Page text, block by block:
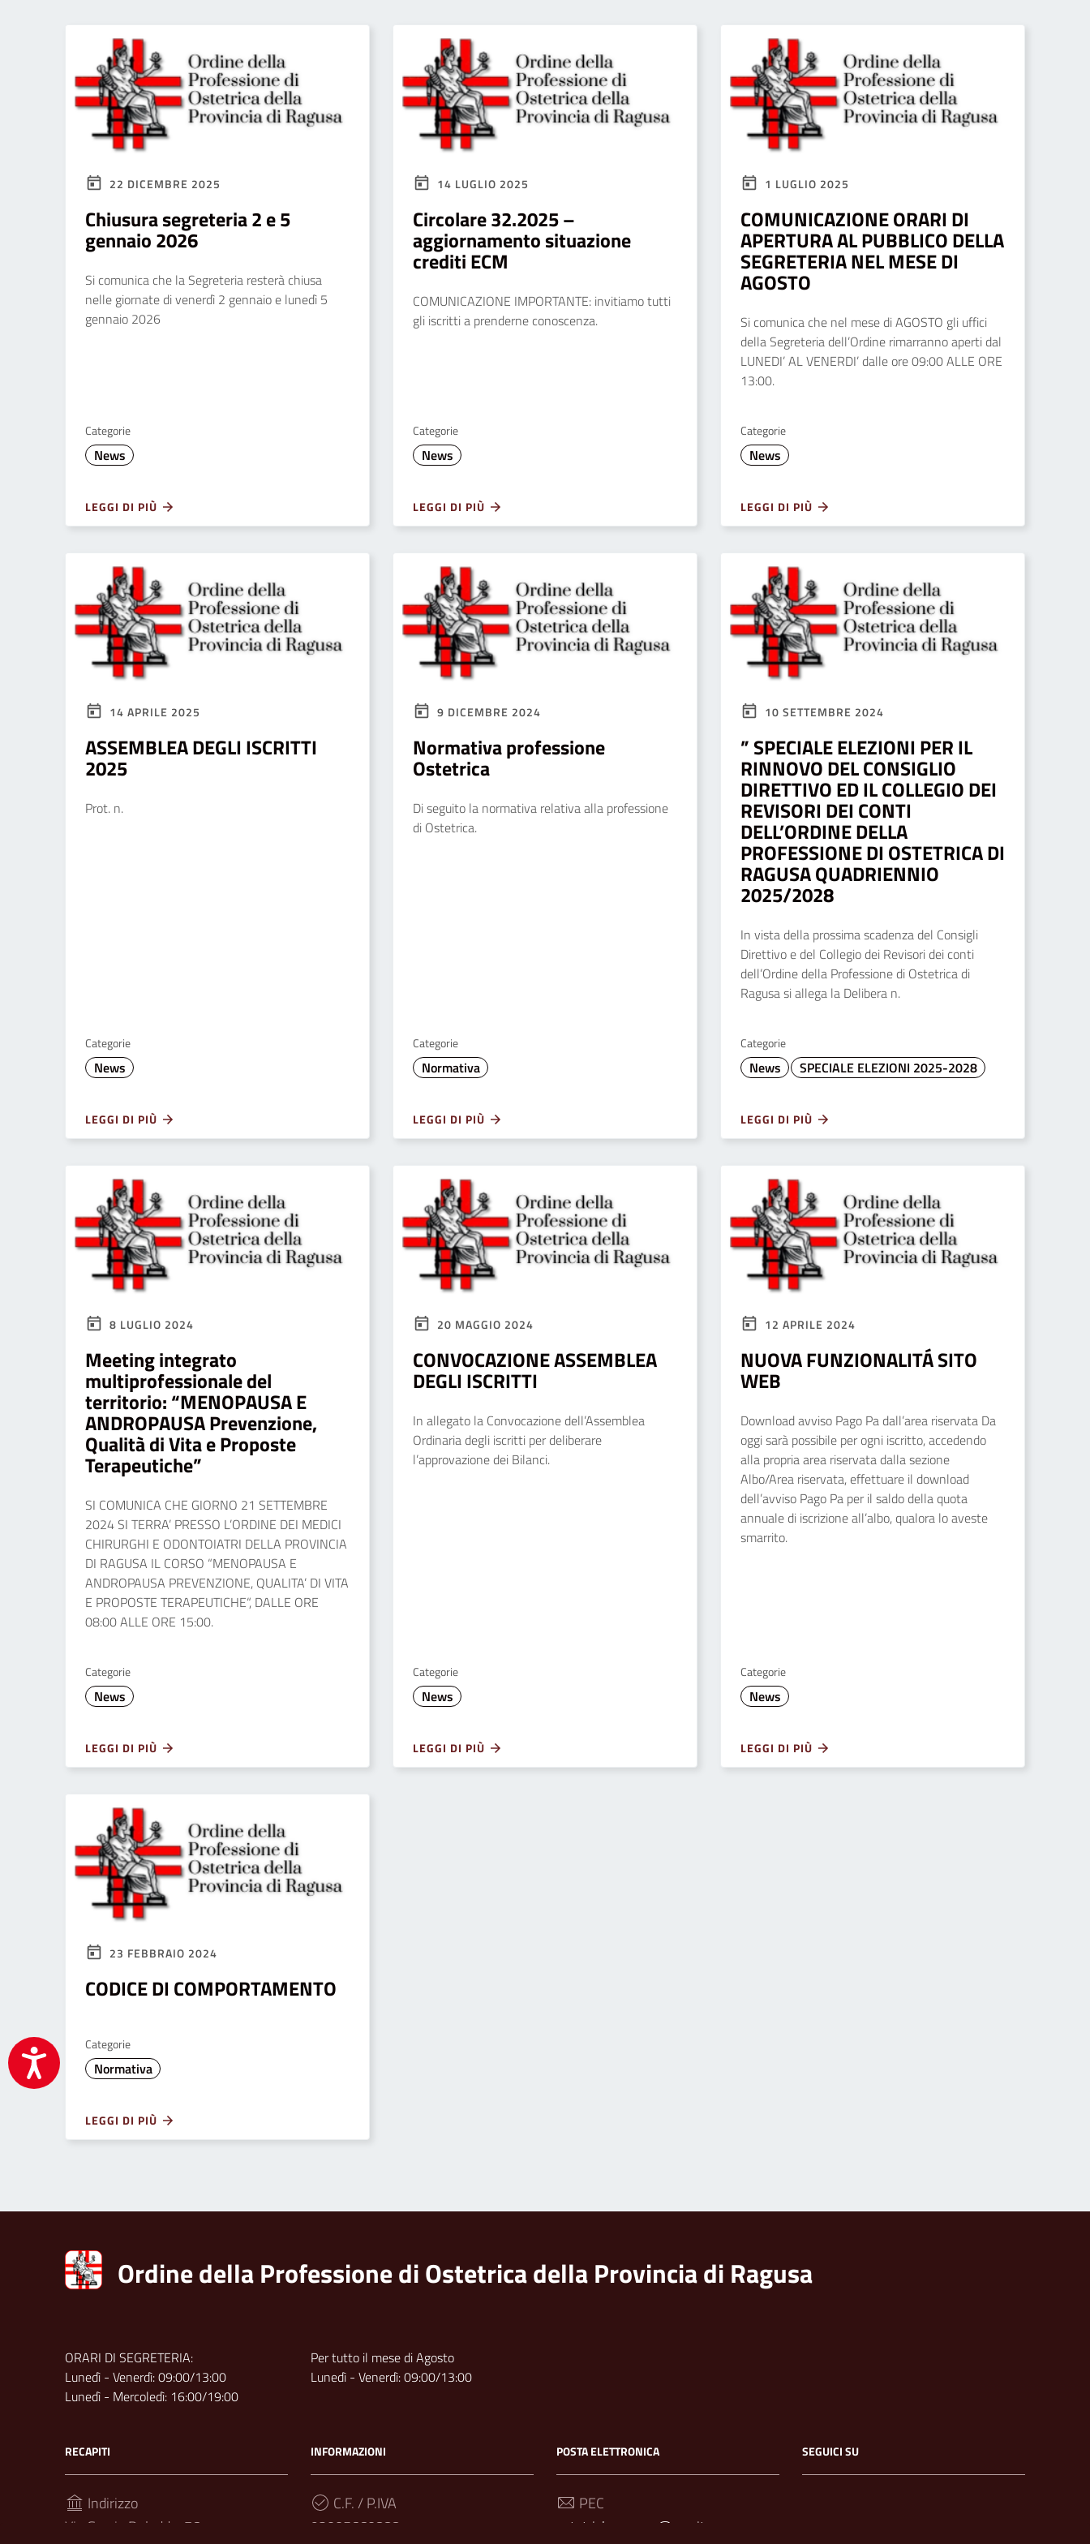
Accessibilità
22 DICEMBRE 2025
Chiusura segreteria 2 e 5
gennaio 2026
Si comunica che la Segreteria resterà chiusa
nelle giornate di venerdì 2 gennaio e lunedì 5
gennaio 2026
Categorie
News
LEGGI DI PIÙ
14 LUGLIO 2025
Circolare 32.2025 –
aggiornamento situazione
crediti ECM
COMUNICAZIONE IMPORTANTE: invitiamo tutti
gli iscritti a prenderne conoscenza.
Categorie
News
LEGGI DI PIÙ
1 LUGLIO 2025
COMUNICAZIONE ORARI DI
APERTURA AL PUBBLICO DELLA
SEGRETERIA NEL MESE DI
AGOSTO
Si comunica che nel mese di AGOSTO gli uffici
della Segreteria dell’Ordine rimarranno aperti dal
LUNEDI’ AL VENERDI’ dalle ore 09:00 ALLE ORE
13:00.
Categorie
News
LEGGI DI PIÙ
14 APRILE 2025
ASSEMBLEA DEGLI ISCRITTI
2025
Prot. n.
Categorie
News
LEGGI DI PIÙ
9 DICEMBRE 2024
Normativa professione
Ostetrica
Di seguito la normativa relativa alla professione
di Ostetrica.
Categorie
Normativa
LEGGI DI PIÙ
10 SETTEMBRE 2024
” SPECIALE ELEZIONI PER IL
RINNOVO DEL CONSIGLIO
DIRETTIVO ED IL COLLEGIO DEI
REVISORI DEI CONTI
DELL’ORDINE DELLA
PROFESSIONE DI OSTETRICA DI
RAGUSA QUADRIENNIO
2025/2028
In vista della prossima scadenza del Consigli
Direttivo e del Collegio dei Revisori dei conti
dell’Ordine della Professione di Ostetrica di
Ragusa si allega la Delibera n.
Categorie
News SPECIALE ELEZIONI 2025-2028
LEGGI DI PIÙ
8 LUGLIO 2024
Meeting integrato
multiprofessionale del
territorio: “MENOPAUSA E
ANDROPAUSA Prevenzione,
Qualità di Vita e Proposte
Terapeutiche”
SI COMUNICA CHE GIORNO 21 SETTEMBRE
2024 SI TERRA’ PRESSO L’ORDINE DEI MEDICI
CHIRURGHI E ODONTOIATRI DELLA PROVINCIA
DI RAGUSA IL CORSO “MENOPAUSA E
ANDROPAUSA PREVENZIONE, QUALITA’ DI VITA
E PROPOSTE TERAPEUTICHE“, DALLE ORE
08:00 ALLE ORE 15:00.
Categorie
News
LEGGI DI PIÙ
20 MAGGIO 2024
CONVOCAZIONE ASSEMBLEA
DEGLI ISCRITTI
In allegato la Convocazione dell’Assemblea
Ordinaria degli iscritti per deliberare
l’approvazione dei Bilanci.
Categorie
News
LEGGI DI PIÙ
12 APRILE 2024
NUOVA FUNZIONALITÁ SITO
WEB
Download avviso Pago Pa dall’area riservata Da
oggi sarà possibile per ogni iscritto, accedendo
alla propria area riservata dalla sezione
Albo/Area riservata, effettuare il download
dell’avviso Pago Pa per il saldo della quota
annuale di iscrizione all’albo, qualora lo aveste
smarrito.
Categorie
News
LEGGI DI PIÙ
23 FEBBRAIO 2024
CODICE DI COMPORTAMENTO
Categorie
Normativa
LEGGI DI PIÙ
Ordine della Professione di Ostetrica della Provincia di Ragusa
ORARI DI SEGRETERIA:
Lunedì - Venerdì: 09:00/13:00
Lunedì - Mercoledì: 16:00/19:00
Per tutto il mese di Agosto
Lunedì - Venerdì: 09:00/13:00
RECAPITI
Indirizzo
Via Grazia Deledda, 76
INFORMAZIONI
C.F. / P.IVA
92005660888
POSTA ELETTRONICA
PEC
ostetricheragusa@pec.it
SEGUICI SU